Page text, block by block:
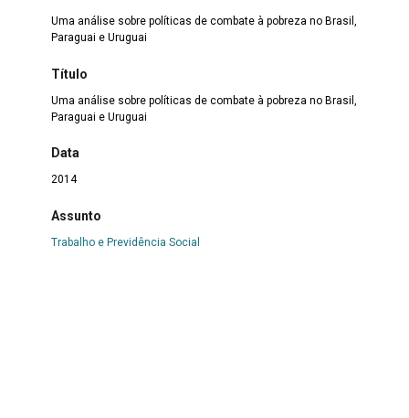
Uma análise sobre políticas de combate à pobreza no Brasil,
Paraguai e Uruguai
Título
Uma análise sobre políticas de combate à pobreza no Brasil,
Paraguai e Uruguai
Data
2014
Assunto
Trabalho e Previdência Social